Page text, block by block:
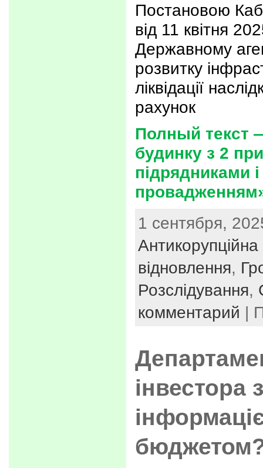
Постановою
від 11 квітня
Державному
розвитку
ліквідації
рахунок
Полный текст
будинку з 2
підрядниками
1 сентября,
Антикорупційна
відновлення,
Розслідування,
комментарий |
інвестора